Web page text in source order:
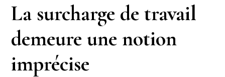
La surcharge de travail
demeure une notion
imprécise